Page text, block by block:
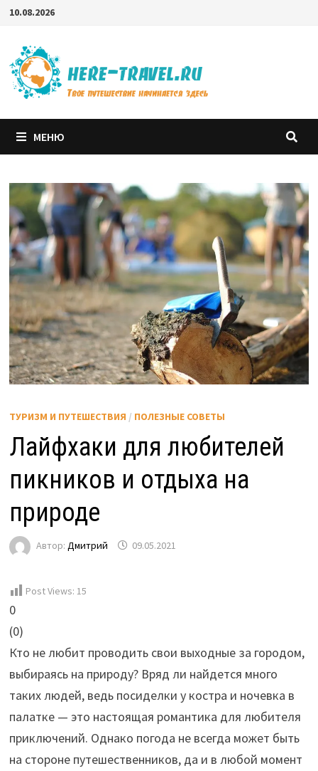
Перейти
содержимому
10.08.2026
МЕНЮ
ТУРИЗМ И ПУТЕШЕСТВИЯ / ПОЛЕЗНЫЕ СОВЕТЫ
Лайфхаки для любителей
пикников и отдыха на
природе
Автор: Дмитрий 09.05.2021
Post Views: 15
0
(0)
Кто не любит проводить свои выходные за городом,
выбираясь на природу? Вряд ли найдется много
таких людей, ведь посиделки у костра и ночевка в
палатке — это настоящая романтика для любителя
приключений. Однако погода не всегда может быть
на стороне путешественников, да и в любой момент